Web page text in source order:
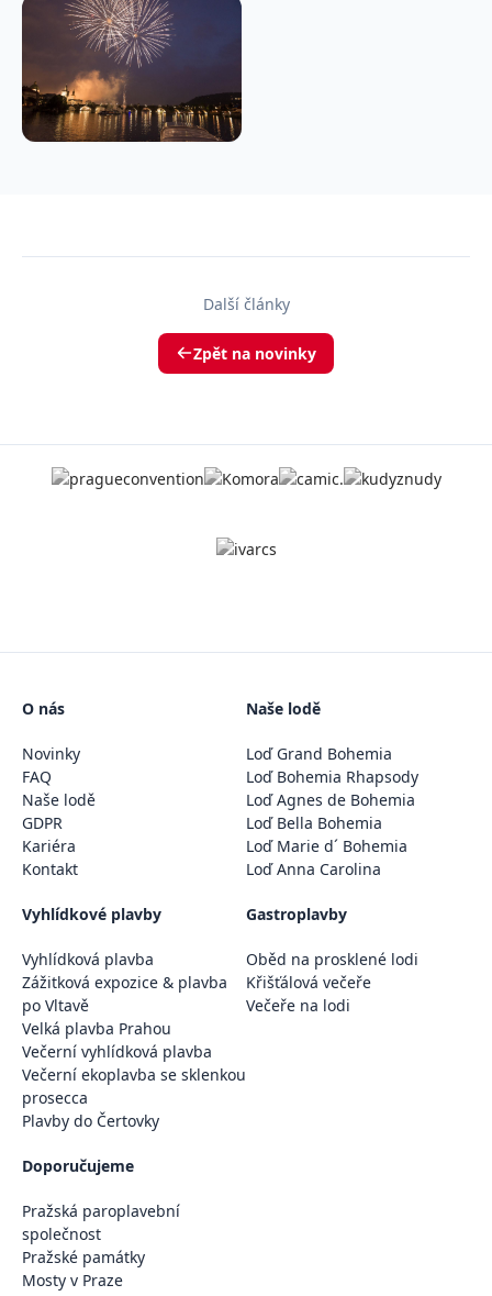
Další články
Zpět na novinky
O nás
Novinky
FAQ
Naše lodě
GDPR
Kariéra
Kontakt
Naše lodě
Loď Grand Bohemia
Loď Bohemia Rhapsody
Loď Agnes de Bohemia
Loď Bella Bohemia
Loď Marie d´ Bohemia
Loď Anna Carolina
Vyhlídkové plavby
Vyhlídková plavba
Zážitková expozice & plavba
po Vltavě
Velká plavba Prahou
Večerní vyhlídková plavba
Večerní ekoplavba se sklenkou
prosecca
Plavby do Čertovky
Gastroplavby
Oběd na prosklené lodi
Křišťálová večeře
Večeře na lodi
Doporučujeme
Pražská paroplavební
společnost
Pražské památky
Mosty v Praze